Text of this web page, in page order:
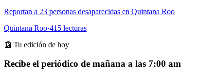
Reportan a 23 personas desaparecidas en Quintana Roo
Quintana Roo·415 lecturas
📰 Tu edición de hoy
Recibe el periódico de mañana a las 7:00 am